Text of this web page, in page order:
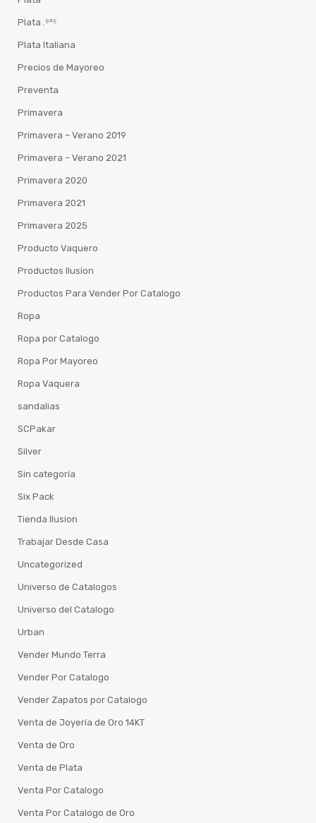
Plata .⁹²⁵
Plata Italiana
Precios de Mayoreo
Preventa
Primavera
Primavera – Verano 2019
Primavera – Verano 2021
Primavera 2020
Primavera 2021
Primavera 2025
Producto Vaquero
Productos Ilusion
Productos Para Vender Por Catalogo
Ropa
Ropa por Catalogo
Ropa Por Mayoreo
Ropa Vaquera
sandalias
SCPakar
Silver
Sin categoría
Six Pack
Tienda Ilusion
Trabajar Desde Casa
Uncategorized
Universo de Catalogos
Universo del Catalogo
Urban
Vender Mundo Terra
Vender Por Catalogo
Vender Zapatos por Catalogo
Venta de Joyería de Oro 14KT
Venta de Oro
Venta de Plata
Venta Por Catalogo
Venta Por Catalogo de Oro